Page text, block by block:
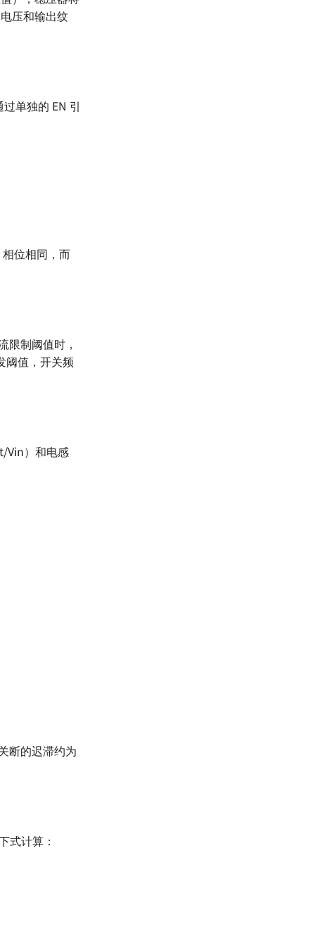
压和输出纹
单独的 EN 引
位相同，而
限制阈值时，
阈值，开关频
Vin）和电感
断的迟滞约为
式计算：